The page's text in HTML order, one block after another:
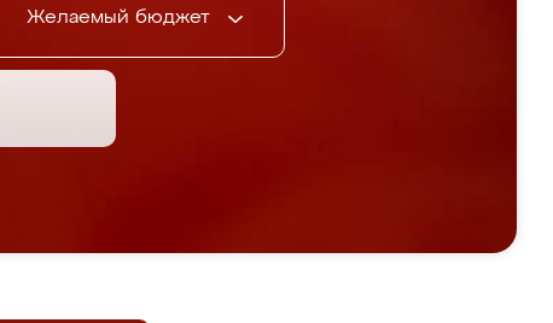
Желаемый бюджет